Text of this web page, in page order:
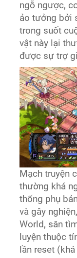
ngỗ ngược,
ảo tưởng bởi
trong suốt
vật này lại
được sự trợ
Mạch truyện
thường khá
thống phụ
và gây
World, săn
luyện thuộc
lần reset